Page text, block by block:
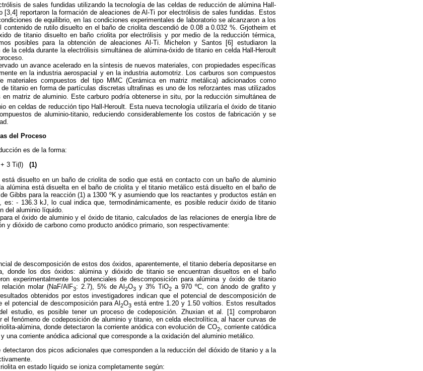
de sales fundidas utilizando la tecnología de las celdas de reducción de alúmina Hall-
[3,4] reportaron la formación de aleaciones de Al-Ti por electrólisis de sales fundidas. Estos
de equilibrio, en las condiciones experimentales de laboratorio se alcanzaron a los
contenido de rutilo disuelto en el baño de criolita descendió de 0.08 a 0.032 %. Grjotheim et
de titanio disuelto en baño criolita por electrólisis y por medio de la reducción térmica,
posibles para la obtención de aleaciones Al-Ti. Michelon y Santos [6] estudiaron la
la celda durante la electrólisis simultánea de alúmina-óxido de titanio en celda Hall-Heroult
un avance acelerado en la síntesis de nuevos materiales, con propiedades específicas
en la industria aerospacial y en la industria automotriz. Los carburos son compuestos
materiales compuestos del tipo MMC (Cerámica en matriz metálica) adicionados como
titanio en forma de partículas discretas ultrafinas es uno de los reforzantes mas utilizados
matriz de aluminio. Este carburo podría obtenerse in situ, por la reducción simultánea de
en celdas de reducción tipo Hall-Heroult. Esta nueva tecnología utilizaría el óxido de titanio
de aluminio-titanio, reduciendo considerablemente los costos de fabricación y se
del Proceso
es de la forma:
+ 3 Ti(l) (1)
disuelto en un baño de criolita de sodio que está en contacto con un baño de aluminio
alúmina está disuelta en el baño de criolita y el titanio metálico está disuelto en el baño de
Gibbs para la reacción (1) a 1300 ºK y asumiendo que los reactantes y productos están en
es: - 136.3 kJ, lo cual indica que, termodinámicamente, es posible reducir óxido de titanio
del aluminio líquido.
el óxido de aluminio y el óxido de titanio, calculados de las relaciones de energía libre de
y dióxido de carbono como producto anódico primario, son respectivamente:
de descomposición de estos dos óxidos, aparentemente, el titanio debería depositarse en
donde los dos óxidos: alúmina y dióxido de titanio se encuentran disueltos en el baño
experimentalmente los potenciales de descomposición para alúmina y óxido de titanio
molar (NaF/AlF3: 2.7), 5% de Al2O3 y 3% TiO2 a 970 ºC, con ánodo de grafito y
obtenidos por estos investigadores indican que el potencial de descomposición de
potencial de descomposición para Al2O3 está entre 1.20 y 1.50 voltios. Estos resultados
estudio, es posible tener un proceso de codeposición. Zhuxian et al. [1] comprobaron
el fenómeno de codeposición de aluminio y titanio, en celda electrolítica, al hacer curvas de
alúmina, donde detectaron la corriente anódica con evolución de CO2, corriente catódica
una corriente anódica adicional que corresponde a la oxidación del aluminio metálico.
detectaron dos picos adicionales que corresponden a la reducción del dióxido de titanio y a la
en estado líquido se ioniza completamente según: